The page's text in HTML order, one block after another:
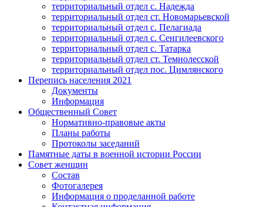
территориальный отдел с. Надежда
территориальный отдел ст. Новомарьевской
территориальный отдел с. Пелагиада
территориальный отдел с. Сенгилеевского
территориальный отдел с. Татарка
территориальный отдел ст. Темнолесской
территориальный отдел пос. Цимлянского
Перепись населения 2021
Документы
Информация
Общественный Совет
Нормативно-правовые акты
Планы работы
Протоколы заседаний
Памятные даты в военной истории России
Совет женщин
Состав
Фотогалерея
Информация о проделанной работе